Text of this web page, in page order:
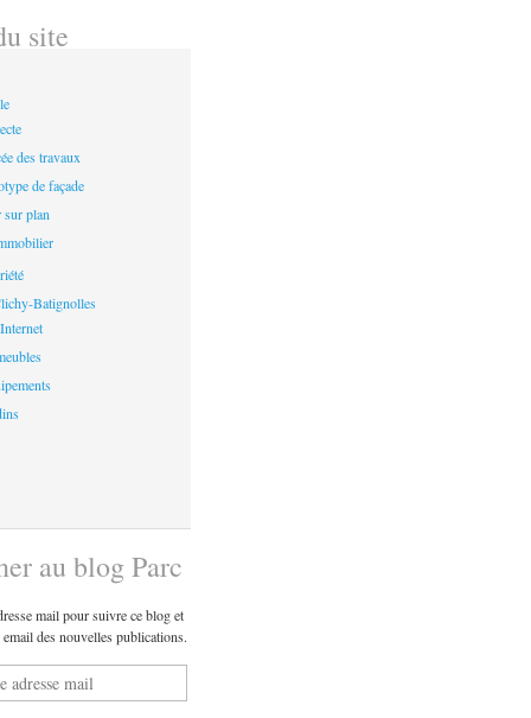
site
des travaux
de façade
sur plan
Batignolles
au blog Parc
mail pour suivre ce blog et
des nouvelles publications.